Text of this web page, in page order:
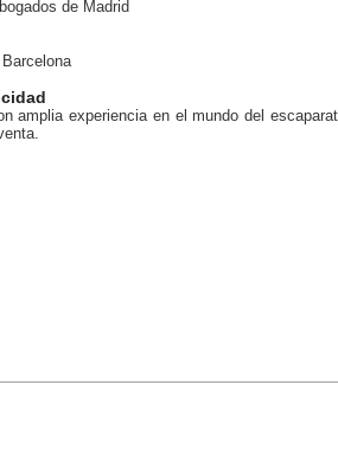
de Madrid
amplia experiencia en el mundo del